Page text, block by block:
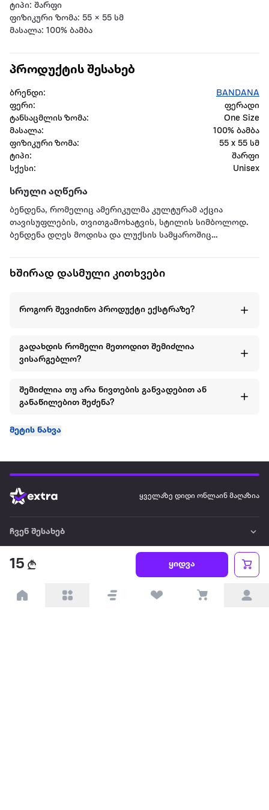
ტიპი: შარფი
ფიზიკური ზომა: 55 × 55 სმ
მასალა: 100% ბამბა
15 ყიდვა
პროდუქტის შესახებ
ბრენდი:
BANDANA
ფერი:
ფერადი
ტანსაცმლის ზომა:
One Size
მასალა:
100% ბამბა
ფიზიკური ზომა:
55 x 55 სმ
ტიპი:
შარფი
სქესი:
Unisex
სრული აღწერა
ბენდენა, რომელიც ამერიკულმა კულტურამ აქცია
თავისუფლების, თვითგამოხატვის, სტილის სიმბოლოდ.
ბენდენა დღეს მოდისა და ლუქსის სამყაროშიც
სეზონზე, სხვადასხვა ასაკში და სტილში, ის გვაერთიანებს
ზომა: 55 × 55 სმ
ხშირად დასმული კითხვები
როგორ შევიძინო პროდუქტი ექსტრაზე?
გადახდის რომელი მეთოდით შემიძლია
ვისარგებლო?
შემიძლია თუ არა ნივთების განვადებით ან
განაწილებით შეძენა?
მეტის ნახვა
ყველაზე დიდი ონლაინ მაღაზია
ჩვენ შესახებ
წესები და პირობები
პარტნიორებისთვის